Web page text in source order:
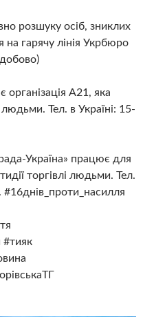
розшуку осіб, зниклих
гарячу лінія Укрбюро
організація А21, яка
Тел. в Україні: 15-
Україна» працює для
торгівлі людьми. Тел.
#16днів_проти_насилля
#тияк